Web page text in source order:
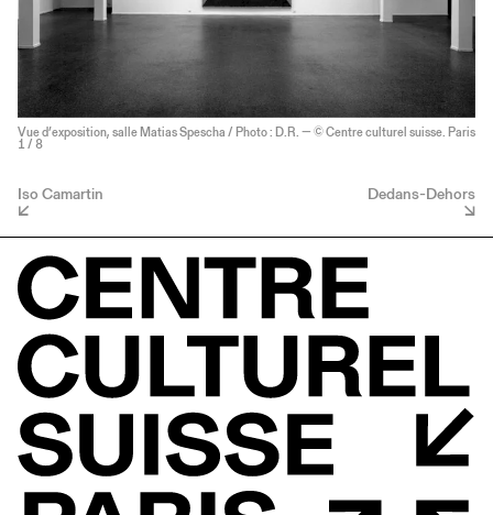
Vue d’exposition, salle Matias Spescha / Photo : D.R. — © Centre culturel suisse. Paris
1 / 8
Iso Camartin Dedans-Dehors